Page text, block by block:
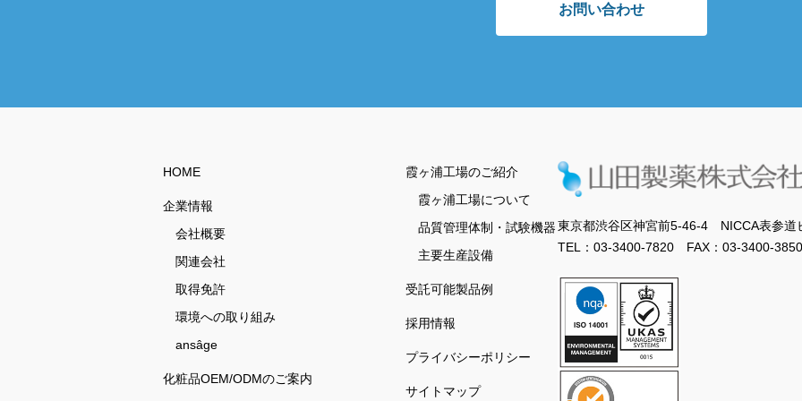
お問い合わせ
HOME
企業情報
会社概要
関連会社
取得免許
環境への取り組み
ansâge
化粧品OEM/ODMのご案内
霞ヶ浦工場のご紹介
霞ヶ浦工場について
品質管理体制・試験機器
主要生産設備
受託可能製品例
採用情報
プライバシーポリシー
サイトマップ
東京都渋谷区神宮前5-46-4 NICCA表参道
TEL：03-3400-7820 FAX：03-3400-3850